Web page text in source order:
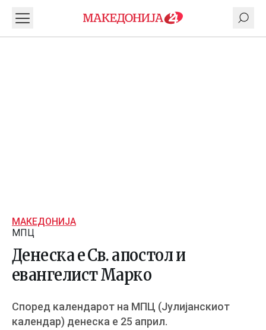
МАКЕДОНИЈА
МПЦ
Денеска е Св. апостол и
евангелист Марко
Според календарот на МПЦ (Јулијанскиот
календар) денеска е 25 aприл.